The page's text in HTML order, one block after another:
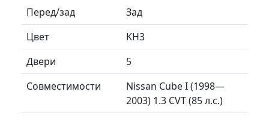
Перед/зад
Зад
Цвет
KH3
Двери
5
Совместимости
Nissan Cube I (1998—
2003) 1.3 CVT (85 л.с.)